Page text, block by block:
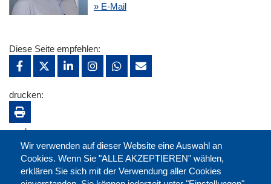
» E-Mail
Wir verwenden auf dieser Website eine Auswahl an
Cookies. Wenn Sie "ALLE AKZEPTIEREN" wählen,
erklären Sie sich mit der Verwendung aller Cookies
Diese Seite empfehlen:
drucken:
merken: